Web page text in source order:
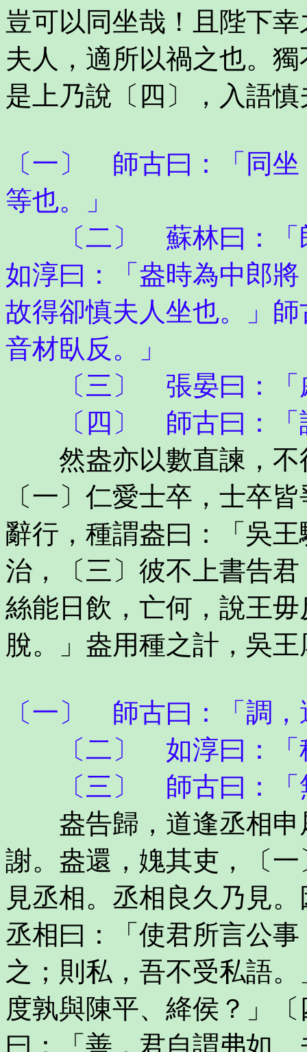
豈可以同坐哉！且陛下
夫人，適所以禍之也。
是上乃說〔四〕，入語
〔一〕 師古曰：「同
等也。」
〔二〕 蘇林曰：「郎
如淳曰：「盎時為中郎
故得卻慎夫人坐也。」
音材臥反。」
〔三〕 張晏曰：「
〔四〕 師古曰：「
然盎亦以數直諫，不
〔一〕仁愛士卒，士卒
辭行，種謂盎曰：「吳
治，〔三〕彼不上書告
絲能日飲，亡何，說王
脫。」盎用種之計，吳
〔一〕 師古曰：「調
〔二〕 如淳曰：「
〔三〕 師古曰：「
盎告歸，道逢丞相申
謝。盎還，媿其吏，〔
見丞相。丞相良久乃見
丞相曰：「使君所言公
之；則私，吾不受私語
度孰與陳平、絳侯？」
曰：「善，君自謂弗如